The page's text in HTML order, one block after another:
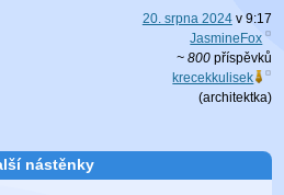
20. srpna 2024v 9:17
JasmineFox
~ 800příspěvků
krecekkulisek
(architektka)
nástěnky